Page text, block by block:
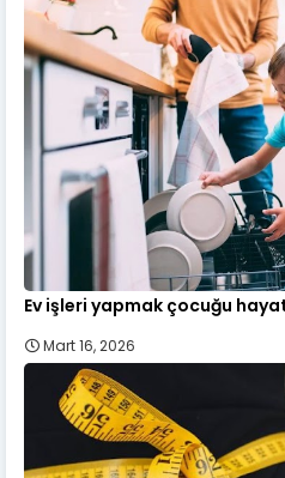
Ev işleri yapmak çocuğu
Mart 16, 2026